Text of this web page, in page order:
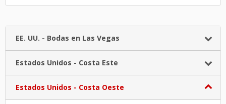
EE. UU. - Bodas en Las Vegas
Estados Unidos - Costa Este
Estados Unidos - Costa Oeste